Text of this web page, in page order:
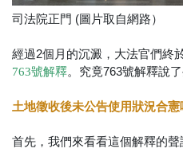
司法院正門 (圖片取自網路）
經過2個月的沉澱，大法官們終
763號解釋。究竟763號解釋說
土地徵收後未公告使用狀況合憲
首先，我們來看看這個解釋的聲